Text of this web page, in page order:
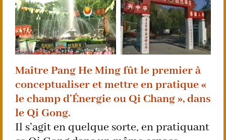
Maître Pang He Ming fût le premier à
conceptualiser et mettre en pratique «
le champ d’Énergie ou Qi Chang », dans
le Qi Gong.
Il s’agit en quelque sorte, en pratiquant